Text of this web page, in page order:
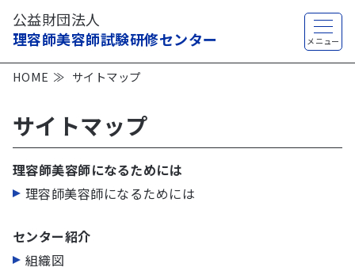
公益財団法人
理容師美容師試験研修センター
HOME サイトマップ
サイトマップ
理容師美容師になるためには
理容師美容師になるためには
センター紹介
組織図